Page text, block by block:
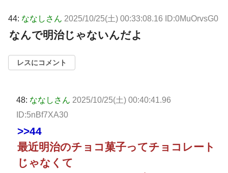
44: ななしさん 2025/10/25(土) 00:33:08.16 ID:0MuOrvsG0
なんで明治じゃないんだよ
レスにコメント
48: ななしさん 2025/10/25(土) 00:40:41.96
ID:5nBf7XA30
>>44
最近明治のチョコ菓子ってチョコレート
じゃなくて